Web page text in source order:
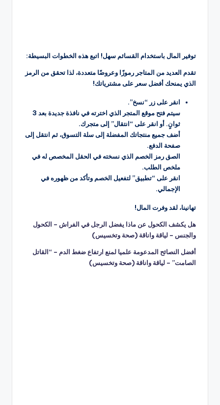
توفير المال باستخدام القسائم سهل! اتبع هذه الخطوات البسيطة:
تقدم العديد من المتاجر رموزًا وعروضًا متعددة، لذا تحقق من الرمز
الذي يمنحك أفضل سعر على مشترياتك!
انقر على زر “نسخ”.
سيتم فتح موقع المتجر الذي اخترته في نافذة جديدة بعد 3
ثوانٍ. أو انقر على “انتقال” إلى متجرك.
أضف جميع منتجاتك المفضلة إلى سلة التسوق، ثم انتقل إلى
صفحة الدفع.
الصق رمز الخصم الذي نسخته في الحقل المخصص له في
ملخص الطلب.
انقر على “تطبيق” لتفعيل الخصم وتأكد من ظهوره في
الإجمالي.
تهانينا، لقد وفرت المال!
هل يكشف الكحول عن ماذا يفضل الرجل في الفراش – الكحول
والجنس – لياقة واناقة (صحة وتخسيس)
أفضل النصائح المدعومة علميا لمنع ارتفاع ضغط الدم – “القاتل
الصامت” – لياقة واناقة (صحة وتخسيس)